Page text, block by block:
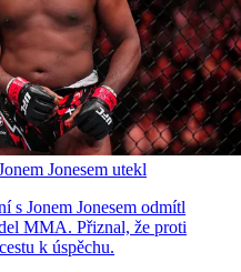
Jonesem utekl
s Jonem Jonesem odmítl
MMA. Přiznal, že proti
k úspěchu.